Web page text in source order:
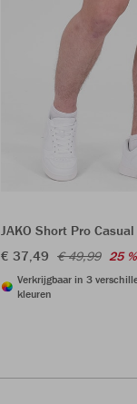
JAKO Short Pro Casual
€ 37,49 € 49,99 25 %
Verkrijgbaar in 3
kleuren